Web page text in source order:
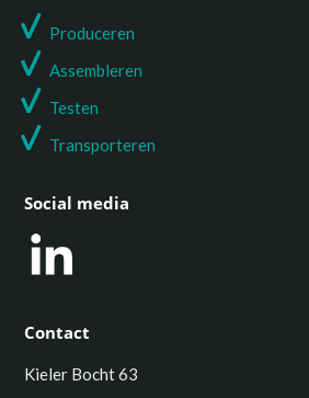
Produceren
Assembleren
Testen
Transporteren
Social media
Contact
Kieler Bocht 63